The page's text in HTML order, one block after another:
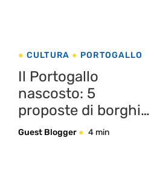
CULTURA PORTOGALLO
Il Portogallo
nascosto: 5
proposte di borghi
incantevoli per
Guest Blogger 4 min